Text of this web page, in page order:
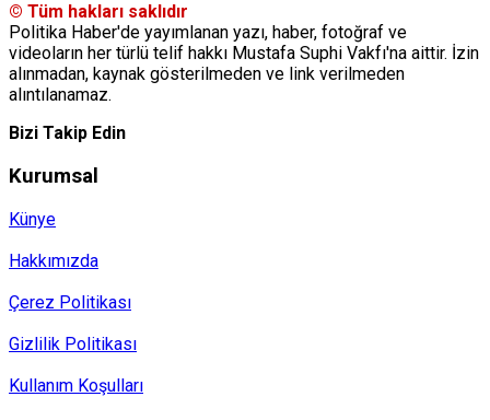
© Tüm hakları saklıdır
Politika Haber'de yayımlanan yazı, haber, fotoğraf ve
videoların her türlü telif hakkı Mustafa Suphi Vakfı'na aittir. İzin
alınmadan, kaynak gösterilmeden ve link verilmeden
alıntılanamaz.
Bizi Takip Edin
Kurumsal
Künye
Hakkımızda
Çerez Politikası
Gizlilik Politikası
Kullanım Koşulları